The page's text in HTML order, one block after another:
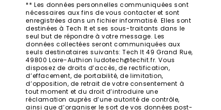
** Les données personnelles communiquées sont
nécessaires aux fins de vous contacter et sont
enregistrées dans un fichier informatisé. Elles sont
destinées à Tech It et ses sous-traitants dans le
seul but de répondre à votre message. Les
données collectées seront communiquées aux
seuls destinataires suivants: Tech It 49 Grand Rue,
49800 Loire-Authion ludotech@techit.fr. Vous
disposez de droits d’accès, de rectification,
d’effacement, de portabilité, de limitation,
d’opposition, de retrait de votre consentement à
tout moment et du droit d’introduire une
réclamation auprès d’une autorité de contrôle,
ainsi que d’organiser le sort de vos données post-